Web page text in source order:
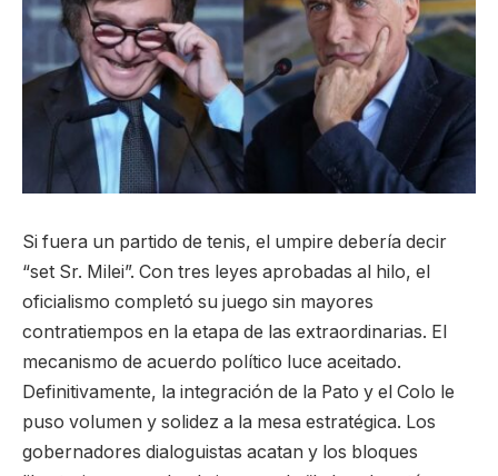
Si fuera un partido de tenis, el umpire debería decir
“set Sr. Milei”. Con tres leyes aprobadas al hilo, el
oficialismo completó su juego sin mayores
contratiempos en la etapa de las extraordinarias. El
mecanismo de acuerdo político luce aceitado.
Definitivamente, la integración de la Pato y el Colo le
puso volumen y solidez a la mesa estratégica. Los
gobernadores dialoguistas acatan y los bloques